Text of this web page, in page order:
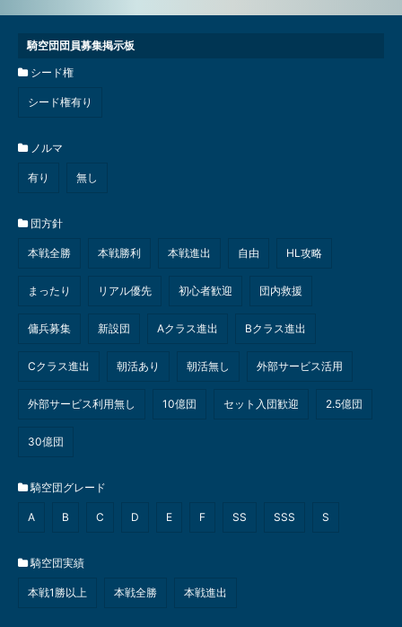
騎空団団員募集掲示板
シード権
シード権有り
ノルマ
有り 無し
団方針
本戦全勝 本戦勝利 本戦進出 自由 HL攻略
まったり リアル優先 初心者歓迎 団内救援
傭兵募集 新設団 Aクラス進出 Bクラス進出
Cクラス進出 朝活あり 朝活無し 外部サービス活用
外部サービス利用無し 10億団 セット入団歓迎 2.5億団
30億団
騎空団グレード
A B C D E F SS SSS S
騎空団実績
本戦1勝以上 本戦全勝 本戦進出